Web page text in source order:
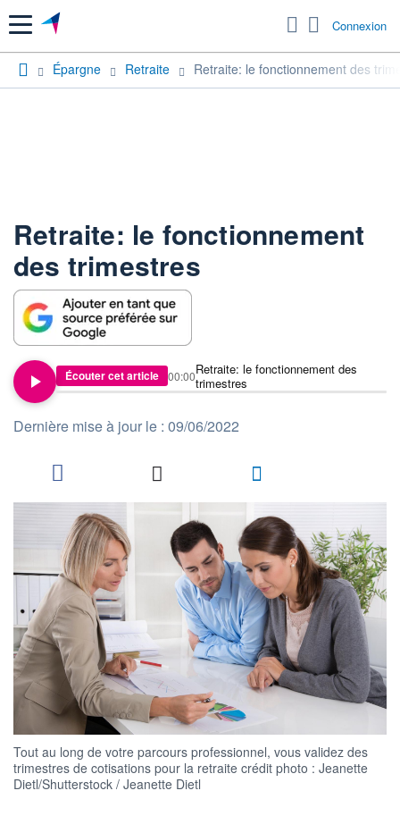
Menu Connexion
Épargne Retraite Retraite: le fonctionnement des
Retraite: le fonctionnement
des trimestres
Écouter cet article
Retraite: le fonctionnement des
trimestres
00:00
Dernière mise à jour le : 09/06/2022
Tout au long de votre parcours professionnel, vous validez des
trimestres de cotisations pour la retraite crédit photo : Jeanette
Dietl/Shutterstock / Jeanette Dietl